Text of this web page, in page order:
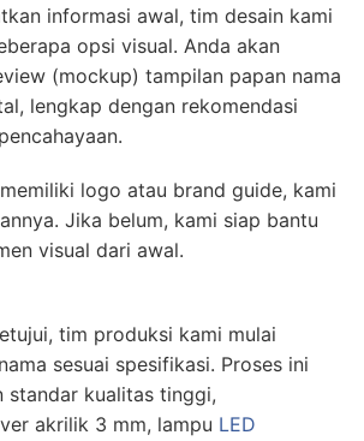
informasi awal, tim desain kami
opsi visual. Anda akan
(mockup) tampilan papan nama
lengkap dengan rekomendasi
logo atau brand guide, kami
Jika belum, kami siap bantu
visual dari awal.
tim produksi kami mulai
sesuai spesifikasi. Proses ini
standar kualitas tinggi,
akrilik 3 mm, lampu LED